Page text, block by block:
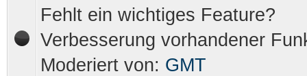
Fehlt ein wichtiges Feature?
Verbesserung vorhandener
Moderiert von: GMT